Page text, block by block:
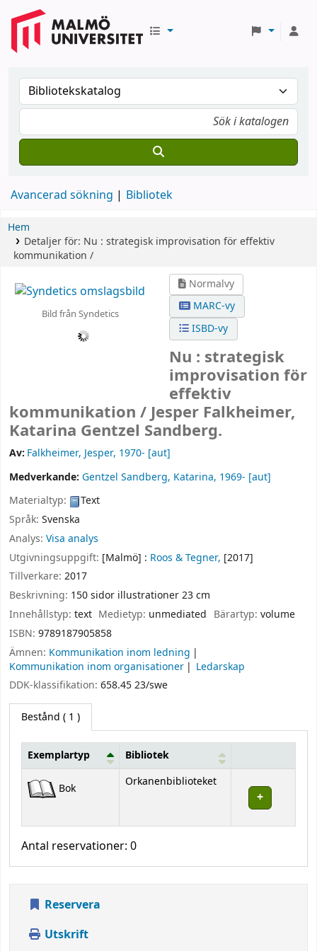
Avancerad sökning Bibliotek
Hem
Detaljer för: Nu : strategisk improvisation för effektiv
kommunikation /
Bild från Syndetics
Normalvy
MARC-vy
ISBD-vy
Nu : strategisk
improvisation för
effektiv
kommunikation / Jesper Falkheimer,
Katarina Gentzel Sandberg.
Av: Falkheimer, Jesper, 1970- [aut]
Medverkande: Gentzel Sandberg, Katarina, 1969- [aut]
Materialtyp:
Text
Språk: Svenska
Analys: Visa analys
Utgivningsuppgift: [Malmö] : Roos & Tegner, [2017]
Tillverkare: 2017
Beskrivning: 150 sidor illustrationer 23 cm
Innehållstyp: text Medietyp: unmediated Bärartyp: volume
ISBN: 9789187905858
Ämnen: Kommunikation inom ledning
Kommunikation inom organisationer
Ledarskap
DDK-klassifikation: 658.45 23/swe
Bestånd ( 1 )
Bestånd
Exemplartyp Bibliotek
Bok Orkanenbiblioteket
Antal reservationer: 0
Reservera
Utskrift